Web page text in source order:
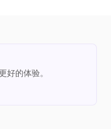
好的体验。